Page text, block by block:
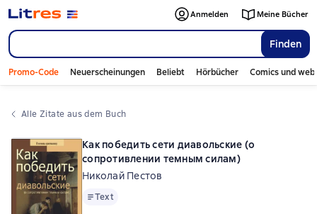
Finden
Anmelden Meine Bücher
Promo-Code Neuerscheinungen Beliebt Hörbücher Comics und
Alle Zitate aus dem Buch
Как победить сети диавольские (о
сопротивлении темным силам)
Николай Пестов
TextText